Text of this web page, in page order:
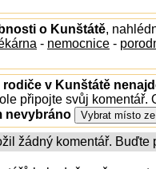
o Kunštátě,
- nemocnice -
v Kunštátě
připojte svůj
nevybráno
žádný komentář. Buďte